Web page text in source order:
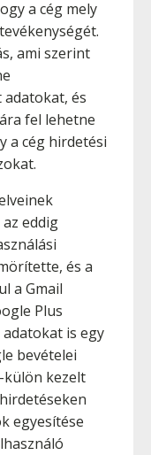
a cég mely
ami szerint
és
fel lehetne
a cég hirdetési
eddig
és a
a Gmail
Plus
is egy
bevételei
külön kezelt
egyesítése